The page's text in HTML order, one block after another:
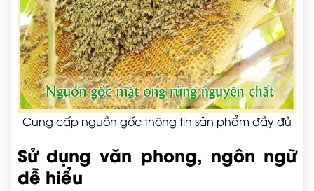
Cung cấp nguồn gốc thông tin sản phẩm đầy đủ
Sử dụng văn phong, ngôn ngữ
dễ hiểu